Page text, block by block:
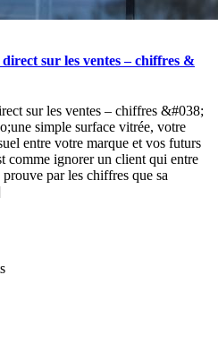
sur les ventes – chiffres &
sur les ventes – chiffres &#038;
simple surface vitrée, votre
entre votre marque et vos futurs
comme ignorer un client qui entre
par les chiffres que sa